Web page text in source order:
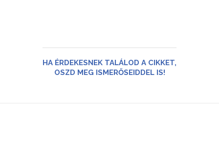
HA ÉRDEKESNEK TALÁLOD A CIKKET,
OSZD MEG ISMERŐSEIDDEL IS!